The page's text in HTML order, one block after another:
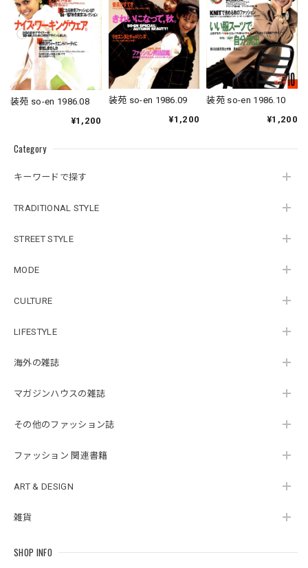
Category
キーワードで探す
TRADITIONAL STYLE
STREET STYLE
MODE
CULTURE
LIFESTYLE
海外の雑誌
マガジンハウスの雑誌
その他のファッション誌
ファッション 関連書籍
ART & DESIGN
雑貨
SHOP INFO
装苑 so-en 1986.08
¥1,200
装苑 so-en 1986.09
¥1,200
装苑 so-en 1986.10
¥1,200